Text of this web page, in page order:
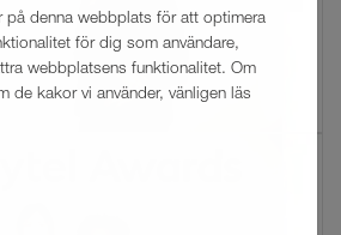
på denna webbplats för att optimera
för dig som användare,
webbplatsens funktionalitet. Om
de kakor vi använder, vänligen läs